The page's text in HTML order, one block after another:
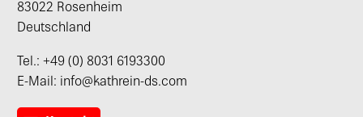
83022 Rosenheim
Deutschland
Tel.: +49 (0) 8031 6193300
E-Mail: info@kathrein-ds.com